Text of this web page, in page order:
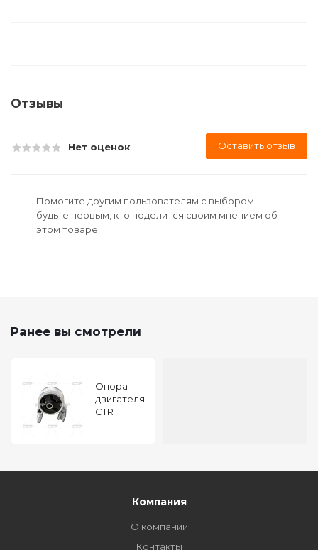
Отзывы
Нет оценок Оставить отзыв
Помогите другим пользователям с выбором -
будьте первым, кто поделится своим мнением об
этом товаре
Ранее вы смотрели
Опора
двигателя
CTR
Компания
О компании
Контакты